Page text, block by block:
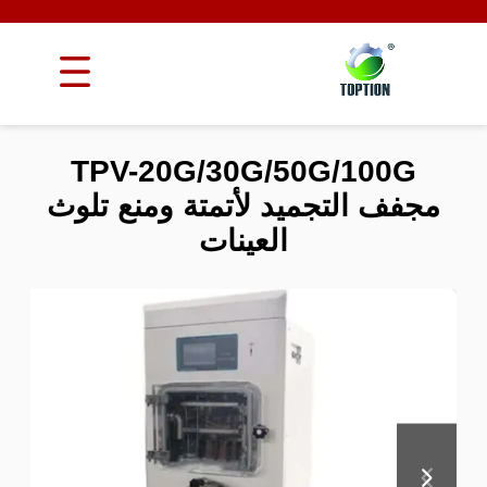
TPV-20G/30G/50G/100G
مجفف التجميد لأتمتة ومنع تلوث
العينات